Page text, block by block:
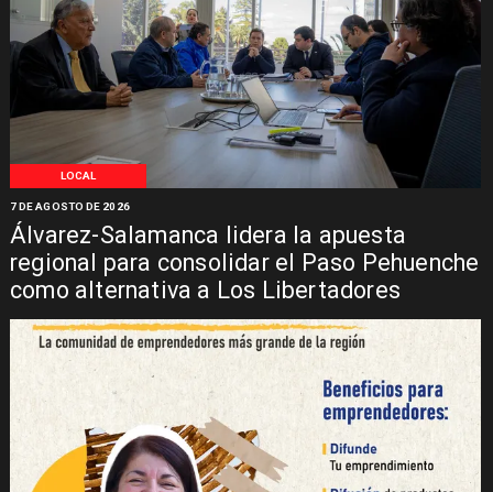
LOCAL
Álvarez-Salamanca lidera la apuesta
regional para consolidar el Paso Pehuenche
como alternativa a Los Libertadores
7 DE AGOSTO DE 2026